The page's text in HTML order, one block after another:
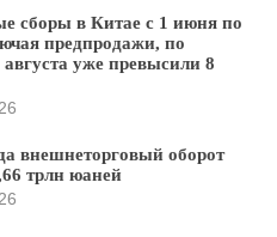
сборы в Китае с 1 июня по
предпродажи, по
уже превысили 8
внешнеторговый оборот
трлн юаней